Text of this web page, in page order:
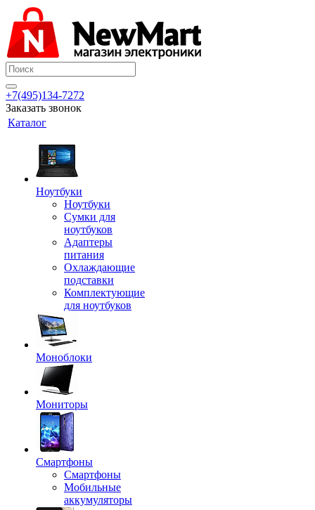
+7(495)134-7272
Заказать звонок
Каталог
Ноутбуки
Ноутбуки
Сумки для
ноутбуков
Адаптеры
питания
Охлаждающие
подставки
Комплектующие
для ноутбуков
Моноблоки
Мониторы
Смартфоны
Смартфоны
Мобильные
аккумуляторы